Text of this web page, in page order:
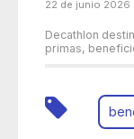
22 de junio 2026
Decathlon
primas,